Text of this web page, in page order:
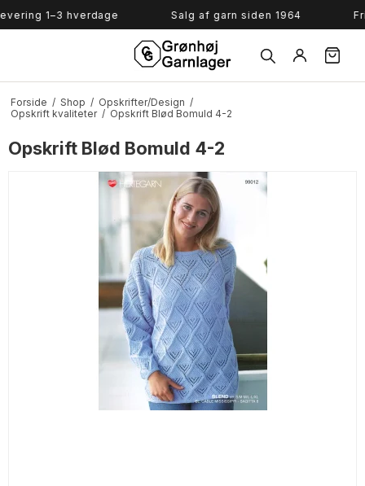
1–3 hverdage Salg af garn siden 1964
Forside / Shop / Opskrifter/Design /
Opskrift kvaliteter / Opskrift Blød Bomuld 4-2
Opskrift Blød Bomuld 4-2